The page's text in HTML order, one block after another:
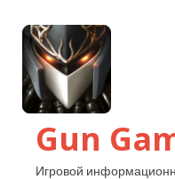
Gun
Игровой